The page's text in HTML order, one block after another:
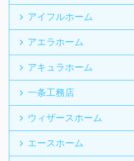
アイフルホーム
アエラホーム
アキュラホーム
一条工務店
ウィザースホーム
エースホーム